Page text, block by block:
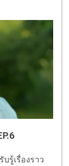
รู้เรื่องราว